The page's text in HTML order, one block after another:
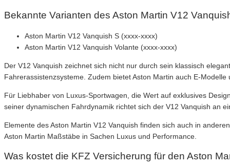
Bekannte Varianten des Aston Martin V12
Aston Martin V12 Vanquish S (xxxx-xxxx)
Aston Martin V12 Vanquish Volante (xxxx-xxxx)
Der V12 Vanquish zeichnet sich nicht nur durch sein klassisch
Fahrerassistenzsysteme. Zudem bietet Aston Martin auch E-
Für Liebhaber von Luxus-Sportwagen, die Wert auf exklusives
seiner dynamischen Fahrdynamik richtet sich der V12 Vanquish an
Elemente des Aston Martin V12 Vanquish finden sich auch in
Aston Martin Maßstäbe in Sachen Luxus und Performance.
Was kostet die KFZ Versicherung für den Aston